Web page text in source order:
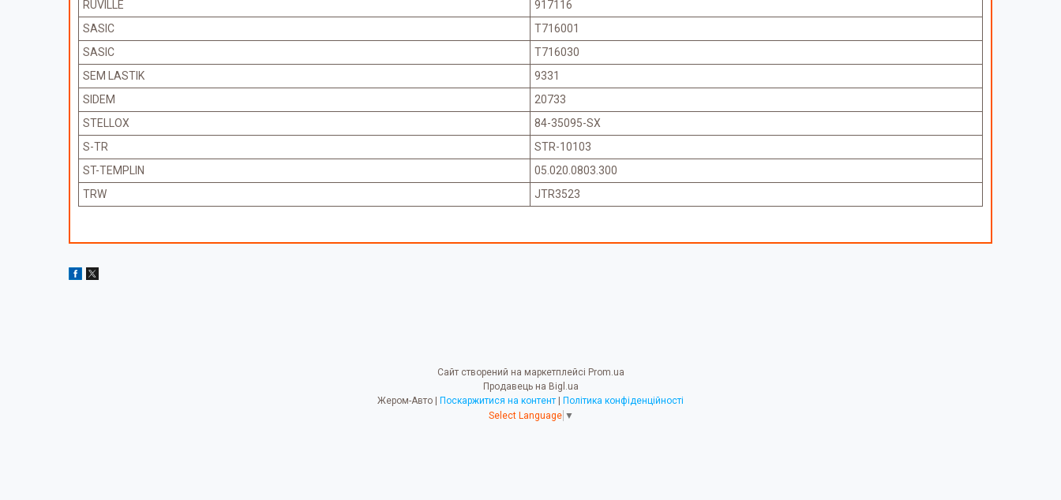
RUVILLE
917116
SASIC
T716001
SASIC
T716030
SEM LASTIK
9331
SIDEM
20733
STELLOX
84-35095-SX
S-TR
STR-10103
ST-TEMPLIN
05.020.0803.300
TRW
JTR3523
Сайт створений на маркетплейсі Prom.ua
Продавець на Bigl.ua
Жером-Авто | Поскаржитися на контент | Політика конфіденційності
Select Language ▼